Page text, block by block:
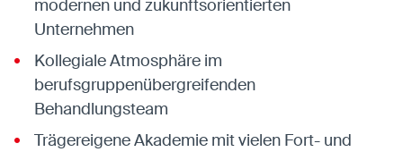
modernen und zukunftsorientierten
Unternehmen
Kollegiale Atmosphäre im
berufsgruppenübergreifenden
Behandlungsteam
Trägereigene Akademie mit vielen Fort- und